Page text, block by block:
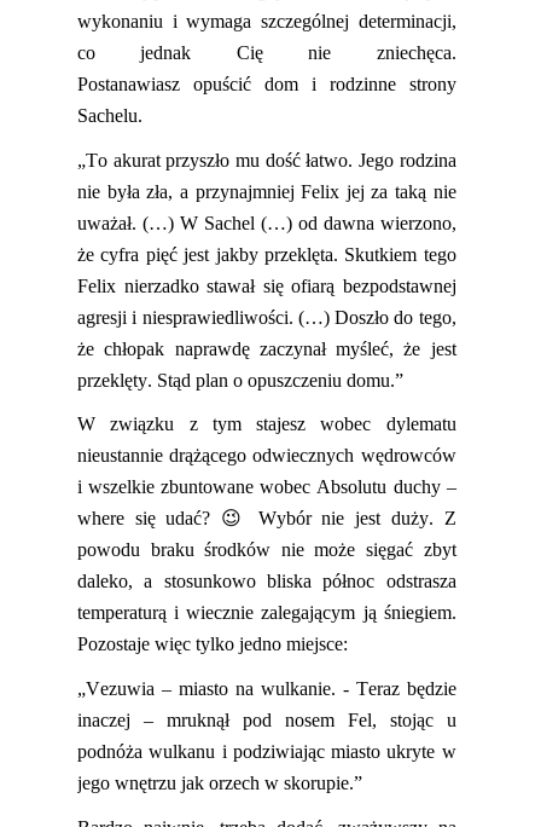
wykonaniu i wymaga szczególnej determinacji,
co jednak Cię nie zniechęca.
Postanawiasz opuścić dom i rodzinne strony
Sachelu.
„To akurat przyszło mu dość łatwo. Jego rodzina
nie była zła, a przynajmniej Felix jej za taką nie
uważał. (…) W Sachel (…) od dawna wierzono,
że cyfra pięć jest jakby przeklęta. Skutkiem tego
Felix nierzadko stawał się ofiarą bezpodstawnej
agresji i niesprawiedliwości. (…) Doszło do tego,
że chłopak naprawdę zaczynał myśleć, że jest
przeklęty. Stąd plan o opuszczeniu domu.”
W związku z tym stajesz wobec dylematu
nieustannie drążącego odwiecznych wędrowców
i wszelkie zbuntowane wobec Absolutu duchy –
where się udać? 😉 Wybór niejestduży. Z
powodu braku środków nie może sięgać zbyt
daleko, a stosunkowo bliska północ odstrasza
temperaturą i wiecznie zalegającym ją śniegiem.
Pozostaje więc tylko jedno miejsce:
„Vezuwia – miasto na wulkanie. - Teraz będzie
inaczej – mruknął pod nosem Fel, stojąc u
podnóża wulkanu i podziwiając miasto ukryte w
jego wnętrzu jak orzech w skorupie.”